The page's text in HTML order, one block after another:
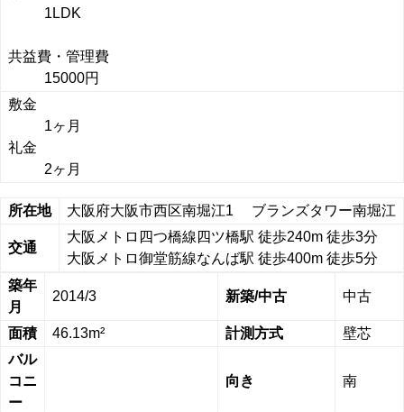
1LDK
共益費・管理費
15000円
敷金
1ヶ月
礼金
2ヶ月
所在地 大阪府大阪市西区南堀江1 ブランズタワー南堀江
交通
大阪メトロ四つ橋線四ツ橋駅 徒歩240m 徒歩3分
大阪メトロ御堂筋線なんば駅 徒歩400m 徒歩5分
築年
月
2014/3 新築/中古 中古
面積 46.13m² 計測方式
壁芯
バル
コニ
ー
向き 南